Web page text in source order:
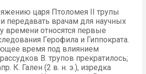
царя Птоломея II трупы
передавать врачам для научных
времени относятся первые
Герофила и Гиппократа.
время под влиянием
В. трупов прекратилось;
К. Гален (2 в. н. э.), изредка